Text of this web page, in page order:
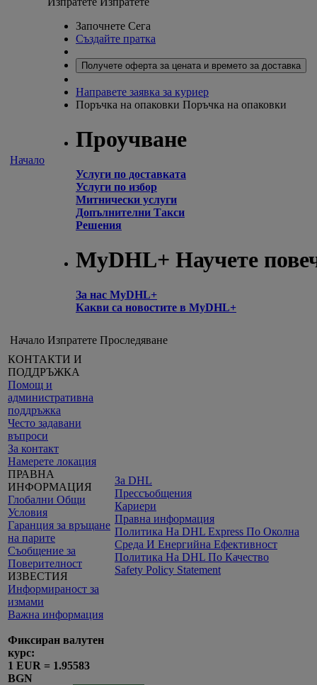
Начало
Започнете Сега
Създайте пратка
Получете оферта за цената и времето за доставка
Направете заявка за куриер
Поръчка на опаковки Поръчка на опаковки
Проучване
Услуги по доставката
Услуги по избор
Митнически услуги
Допълнителни Такси
Решения
MyDHL+ Научете
За нас MyDHL+
Какви са новостите в MyDHL+
Начало Изпратете Проследяване
КОНТАКТИ И
ПОДДРЪЖКА
Помощ и
административна
поддръжка
Често задавани
въпроси
За контакт
Намерете локация
ПРАВНА
ИНФОРМАЦИЯ
Глобални Общи
Условия
Гаранция за връщане
на парите
Съобщение за
Поверителност
ИЗВЕСТИЯ
Информираност за
измами
Важна информация
Фиксиран валутен
курс:
1 EUR = 1.95583
BGN
За DHL
Прессъобщения
Кариери
Правна информация
Политика На DHL Express По Околна
Среда И Енергийна Ефективност
Политика На DHL По Качество
Safety Policy Statement